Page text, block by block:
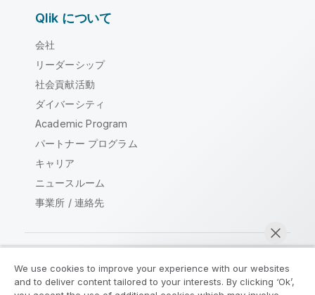
Qlik について
会社
リーダーシップ
社会貢献活動
ダイバーシティ
Academic Program
パートナー プログラム
キャリア
ニュースルーム
事業所 / 連絡先
Qlik コミュニティ
We use cookies to improve your experience with our websites
and to deliver content tailored to your interests. By clicking ‘Ok’,